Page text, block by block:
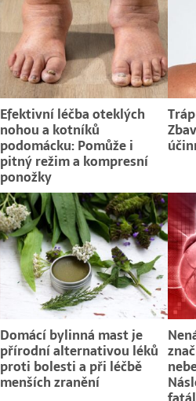
Efektivní léčba oteklých
nohou a kotníků
podomácku: Pomůže i
pitný režim a kompresní
ponožky
Domácí bylinná mast je
přírodní alternativou léků
proti bolesti a při léčbě
menších zranění